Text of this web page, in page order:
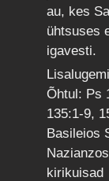
au, kes
ühtsuses
igavesti.
Õhtul: Ps
135:1-9,
Basileios
kirikuisad